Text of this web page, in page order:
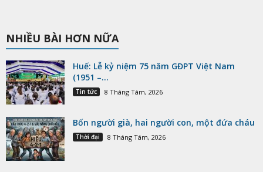
NHIỀU BÀI HƠN NỮA
Huế: Lễ kỷ niệm 75 năm GĐPT Việt Nam
(1951 –...
Tin tức 8 Tháng Tám, 2026
Bốn người già, hai người con, một đứa cháu
Thời đại 8 Tháng Tám, 2026